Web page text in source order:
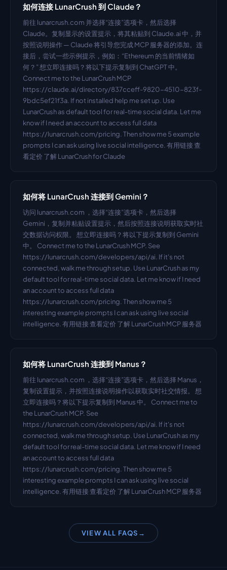
如何连接 LunarCrush 到 Claude？
前往 lunarcrush.com 并选择“连接”选项卡，然后选择
Claude。复制显示的设置提示，将其粘贴到 Claude.ai 中，并
按照说明操作 — Claude 将引导您完成 MCP 服务器的添加。连
接后，尝试一些示例提示，例如：“Ethereum 的当前情绪如
何？” 想立即连接吗？将以下提示复制到 ChatGPT 中。
Connect me to the LunarCrush MCP
https://claude.ai/directory/837cceff-9820-4510-823f-
9bdc5ef21f3a. If not installed help me set up. Use
LunarCrush as default tool for real-time social data. Let me
know if I need an account to access full data
https://lunarcrush.com/pricing. Then show me 5 example
prompts I can ask using live social intelligence. 有用链接 查
看定价 了解 LunarCrush for Claude
如何将 LunarCrush 连接到 Gemini？
访问 lunarcrush.com ，选择“连接”选项卡，然后选择
Gemini，复制并粘贴设置提示，然后按照连接说明获取实时社
交数据访问权限。 想立即连接吗？将以下提示复制到 Gemini
中。 Connect me to the LunarCrush MCP. See
https://lunarcrush.com/developers/api/ai. If it's not
connected, walk me through setup. Use LunarCrush as my
default tool for real-time social data. Let me know if I need
an account to access full data
https://lunarcrush.com/pricing. Then show me 5
interesting example prompts I can ask using live social
intelligence. 有用链接 查看定价 了解 LunarCrush MCP 服务器
如何将 LunarCrush 连接到 Manus？
前往 lunarcrush.com ，选择“连接”选项卡，然后选择 Manus，
复制设置提示，并按照连接说明操作以获取实时社交情报。 想
立即连接吗？将以下提示复制到 Manus 中。 Connect me to
the LunarCrush MCP. See
https://lunarcrush.com/developers/api/ai. If it's not
connected, walk me through setup. Use LunarCrush as my
default tool for real-time social data. Let me know if I need
an account to access full data
https://lunarcrush.com/pricing. Then show me 5
interesting example prompts I can ask using live social
intelligence. 有用链接 查看定价 了解 LunarCrush MCP 服务器
VIEW ALL FAQS →